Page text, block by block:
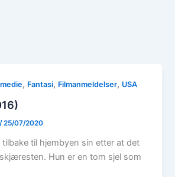
, Fantasi, Filmanmeldelser, USA
/25/07/2020
tilbake til hjembyen sin etter at det
Hun er en tom sjel som